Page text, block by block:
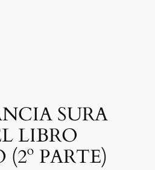
SURA
LIBRO
(2º PARTE)